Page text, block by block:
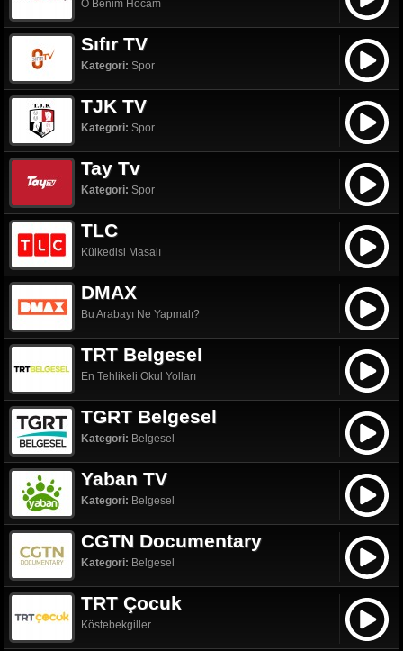
O Benim Hocam
Sıfır TV
Kategori: Spor
TJK TV
Kategori: Spor
Tay Tv
Kategori: Spor
TLC
Külkedisi Masalı
DMAX
Bu Arabayı Ne Yapmalı?
TRT Belgesel
En Tehlikeli Okul Yolları
TGRT Belgesel
Kategori: Belgesel
Yaban TV
Kategori: Belgesel
CGTN Documentary
Kategori: Belgesel
TRT Çocuk
Köstebekgiller